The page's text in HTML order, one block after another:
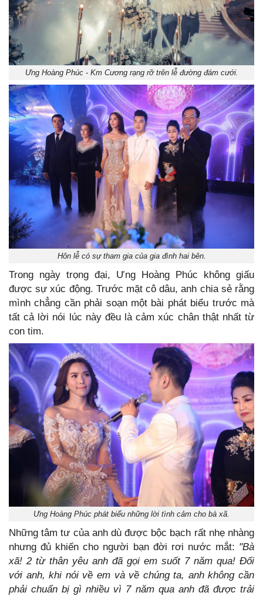
Ưng Hoàng Phúc - Km Cương rạng rỡ trên lễ đường đám cưới.
Hôn lễ có sự tham gia của gia đình hai bên.
Trong ngày trọng đại, Ưng Hoàng Phúc không giấu
được sự xúc động. Trước mặt cô dâu, anh chia sẻ rằng
mình chẳng cần phải soạn một bài phát biểu trước mà
tất cả lời nói lúc này đều là cảm xúc chân thật nhất từ
con tim.
Ưng Hoàng Phúc phát biểu những lời tình cảm cho bà xã.
Những tâm tư của anh dù được bộc bạch rất nhẹ nhàng
nhưng đủ khiến cho người bạn đời rơi nước mắt: "Bà
xã! 2 từ thân yêu anh đã gọi em suốt 7 năm qua! Đối
với anh, khi nói về em và về chúng ta, anh không cần
phải chuẩn bị gì nhiều vì 7 năm qua anh đã được trải